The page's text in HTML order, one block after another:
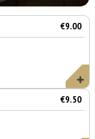
€9.00
€9.50